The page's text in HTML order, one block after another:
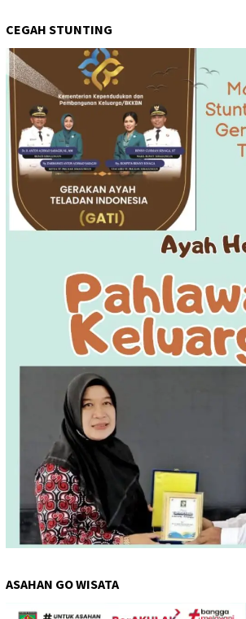
CEGAH STUNTING
ASAHAN GO WISATA
Pemutar